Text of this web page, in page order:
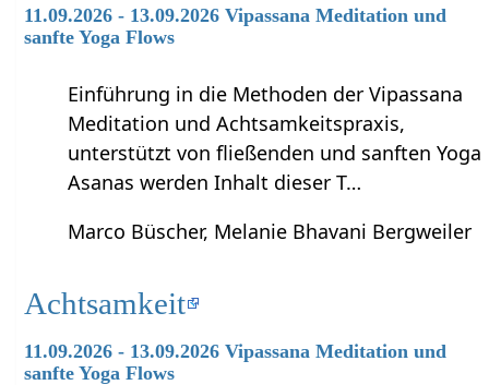
11.09.2026 - 13.09.2026 Vipassana Meditation und
sanfte Yoga Flows
Einführung in die Methoden der Vipassana
Meditation und Achtsamkeitspraxis,
unterstützt von fließenden und sanften Yoga
Asanas werden Inhalt dieser T…
Marco Büscher, Melanie Bhavani Bergweiler
Achtsamkeit
11.09.2026 - 13.09.2026 Vipassana Meditation und
sanfte Yoga Flows